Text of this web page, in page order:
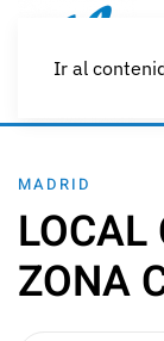
Ir al
MADRID
LOCAL
ZONA